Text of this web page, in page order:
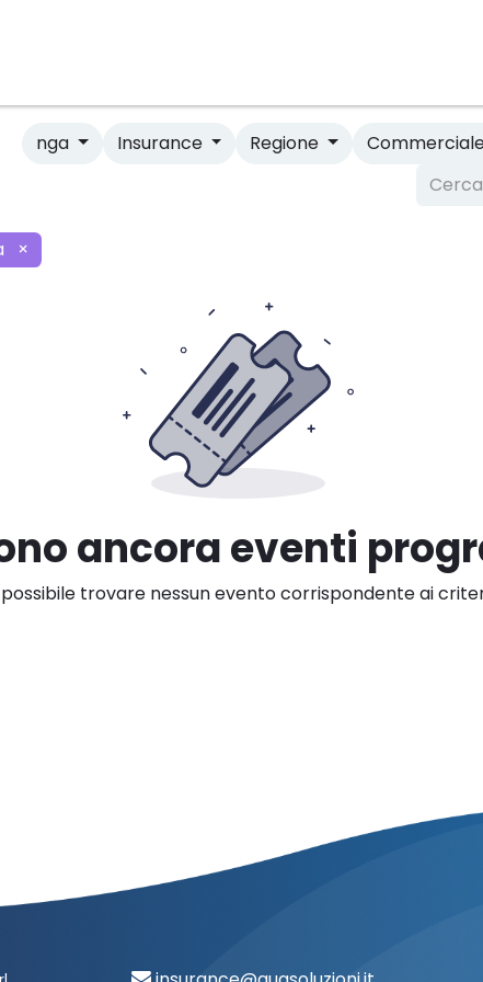
nga Insurance Regione
×
ancora eventi
trovare nessun evento corrispondente ai